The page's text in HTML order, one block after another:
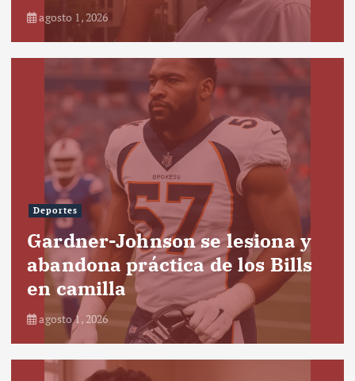
agosto 1, 2026
Deportes
Gardner-Johnson se lesiona y
abandona práctica de los Bills
en camilla
agosto 1, 2026